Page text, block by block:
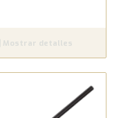
Mostrar detalles